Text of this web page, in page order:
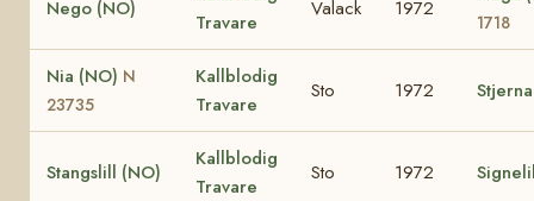
Nego (NO)
Travare
Valack 1972
1718
Nia (NO) N
23735
Kallblodig
Travare
Sto 1972
Stangslill (NO)
Kallblodig
Travare
Sto 1972